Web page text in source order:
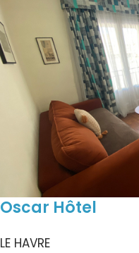
Oscar Hôtel
LE HAVRE